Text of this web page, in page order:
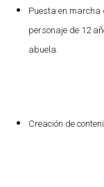
Puesta en marcha
personaje de 12
abuela.
Creación de